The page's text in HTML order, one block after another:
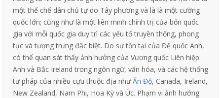
một thể chế dân chủ tự do Tây phương và là là một cường
quốc lớn; cũng như là một liên minh chính trị của bốn quốc
gia với mỗi quốc gia duy trì các yếu tố truyền thống, phong
tục và tượng trưng đặc biệt. Do sự tồn tại của Đế quốc Anh,
có thể quan sát thấy ảnh hưởng của Vương quốc Liên hiệp
Anh và Bắc Ireland trong ngôn ngữ, văn hóa, và các hệ thống
tư pháp của nhiều cựu thuộc địa nhưẤn Độ, Canada, Ireland,
New Zealand, Nam Phi, Hoa Kỳ và Úc. Phạm vi ảnh hưởng